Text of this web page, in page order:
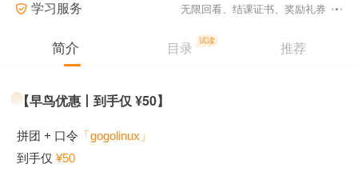
 学习服务 无限回看、结课证书、奖励礼券
简介 目录
试读
推荐
【早鸟优惠丨到手仅 ¥50】
拼团 + 口令 「gogolinux」
到手仅 ¥50